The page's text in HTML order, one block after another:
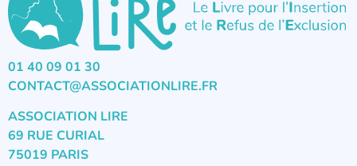
01 40 09 01 30
CONTACT@ASSOCIATIONLIRE.FR
ASSOCIATION LIRE
69 RUE CURIAL
75019 PARIS